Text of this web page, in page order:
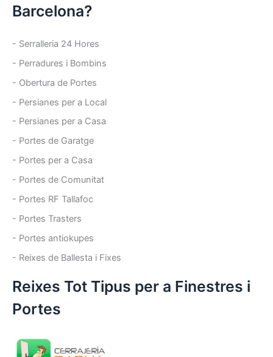
Barcelona?
- Serralleria 24 Hores
- Perradures i Bombins
- Obertura de Portes
- Persianes per a Local
- Persianes per a Casa
- Portes de Garatge
- Portes per a Casa
- Portes de Comunitat
- Portes RF Tallafoc
- Portes Trasters
- Portes antiokupes
- Reixes de Ballesta i Fixes
Reixes Tot Tipus per a Finestres i
Portes